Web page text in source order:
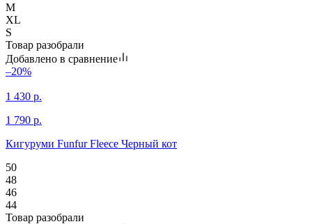
M
XL
S
Товар разобрали
Добавлено в сравнение
–20%
1 430 р.
1 790 р.
Кигуруми Funfur Fleece Черный кот
50
48
46
44
Товар разобрали